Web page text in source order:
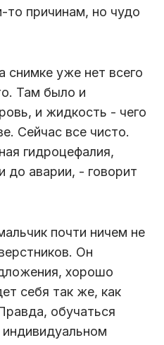
причинам, но чудо
уже нет всего
Там было и
и жидкость - чего
Сейчас все чисто.
гидроцефалия,
аварии, - говорит
почти ничем не
Он
хорошо
себя так же, как
обучаться